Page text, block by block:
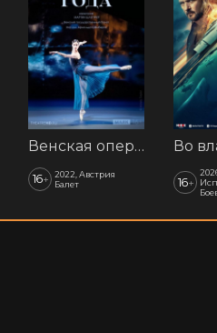
Венская опера: Времена года
16+
2022, Австрия
Балет
16+